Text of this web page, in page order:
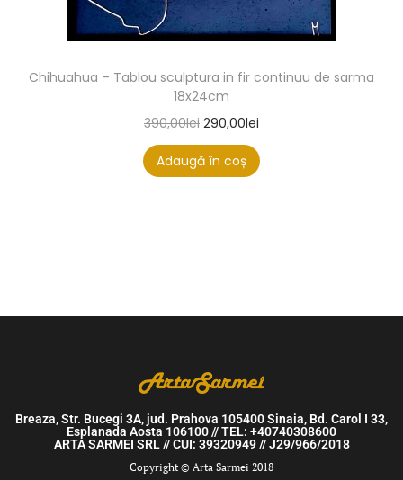
Chihuahua – Tablou sculptura in fir continuu de sarma
18x24cm
390,00lei 290,00lei
Adaugă în coș
Breaza, Str. Bucegi 3A, jud. Prahova 105400 Sinaia, Bd. Carol I 33,
Esplanada Aosta 106100 // TEL: +40740308600
ARTA SARMEI SRL // CUI: 39320949 // J29/966/2018
Copyright © Arta Sarmei 2018